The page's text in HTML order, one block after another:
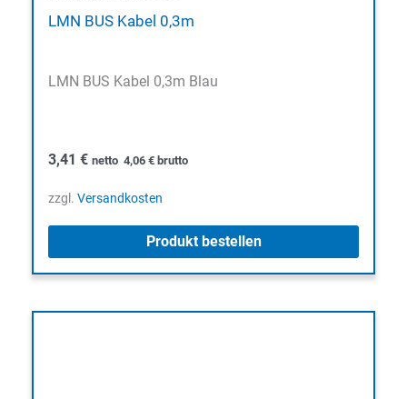
LMN BUS Kabel 0,3m
LMN BUS Kabel 0,3m Blau
3,41 € netto 4,06 € brutto
zzgl. Versandkosten
Produkt bestellen